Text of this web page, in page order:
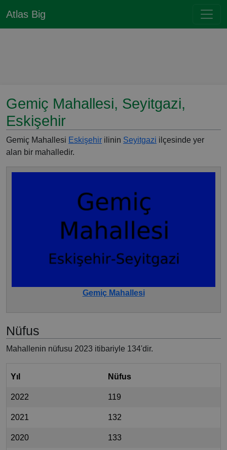
Atlas Big
Gemiç Mahallesi, Seyitgazi,
Eskişehir
Gemiç Mahallesi Eskişehir ilinin Seyitgazi ilçesinde yer
alan bir mahalledir.
Gemiç Mahallesi
Nüfus
Mahallenin nüfusu 2023 itibariyle 134'dir.
Yıl Nüfus
2022 119
2021 132
2020 133